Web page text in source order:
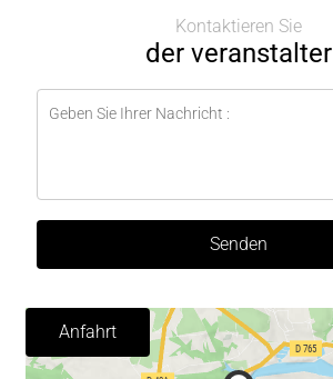
Kontaktieren Sie
der veranstalter
Senden
Anfahrt